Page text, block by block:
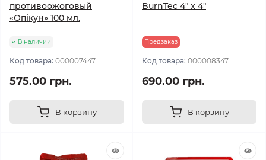
противоожоговый
«Опікун» 100 мл.
В наличии
Код товара: 000007447
575.00 грн.
В корзину
BurnTec 4" x 4"
Предзаказ
Код товара: 000008347
690.00 грн.
В корзину